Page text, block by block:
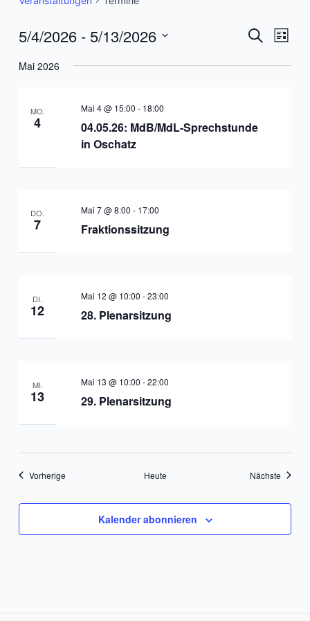
SucheListe
5/4/2026 - 5/13/2026
wählen.
Mai 2026
MO.
4
Mai 4 @ 15:00 - 18:00
04.05.26: MdB/MdL-Sprechstunde
in Oschatz
DO.
7
Mai 7 @ 8:00 - 17:00
Fraktionssitzung
DI.
12
Mai 12 @ 10:00 -23:00
28. Plenarsitzung
MI.
13
Mai 13 @ 10:00 -22:00
29. Plenarsitzung
Vorherige Heute Nächste
Kalender abonnieren